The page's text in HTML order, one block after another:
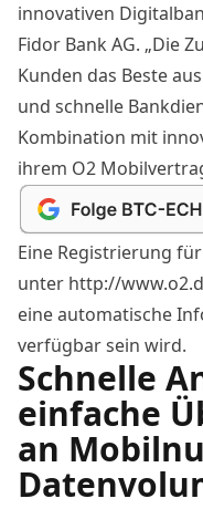
innovativen
Fidor Bank AG. „Die
Kunden das Beste
und schnelle
Kombination mit
ihrem O2
Eine Registrierung
unter http://
eine automatische
verfügbar sein wird.
Schnelle
einfache
an